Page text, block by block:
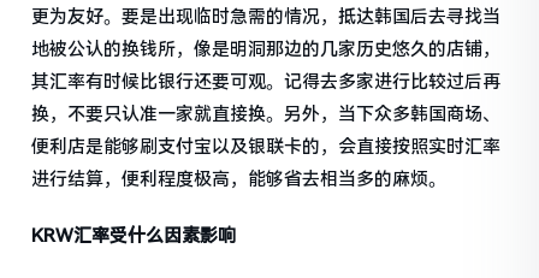
更为友好。要是出现临时急需的情况，抵达韩国后去寻找当
地被公认的换钱所，像是明洞那边的几家历史悠久的店铺，
其汇率有时候比银行还要可观。记得去多家进行比较过后再
换，不要只认准一家就直接换。另外，当下众多韩国商场、
便利店是能够刷支付宝以及银联卡的，会直接按照实时汇率
进行结算，便利程度极高，能够省去相当多的麻烦。
KRW汇率受什么因素影响